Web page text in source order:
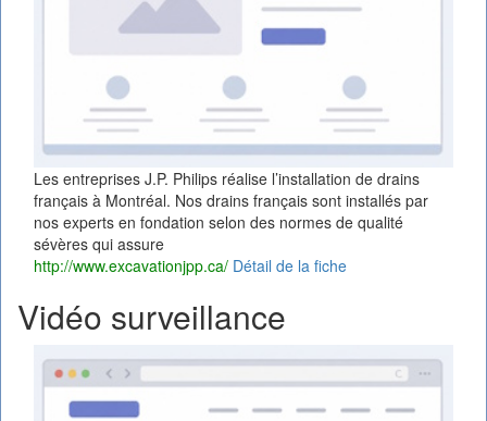
Les entreprises J.P. Philips réalise l’installation de drains
français à Montréal. Nos drains français sont installés par
nos experts en fondation selon des normes de qualité
sévères qui assure
http://www.excavationjpp.ca/ Détail de la fiche
Vidéo surveillance